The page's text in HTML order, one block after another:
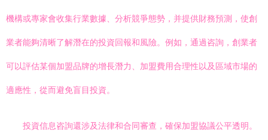
機構或專家會收集行業數據、分析競爭態勢，并提供財務預測，使創
業者能夠清晰了解潛在的投資回報和風險。例如，通過咨詢，創業者
可以評估某個加盟品牌的增長潛力、加盟費用合理性以及區域市場的
適應性，從而避免盲目投資。
投資信息咨詢還涉及法律和合同審查，確保加盟協議公平透明。